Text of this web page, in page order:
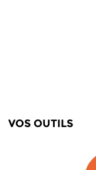
VOS OUTILS